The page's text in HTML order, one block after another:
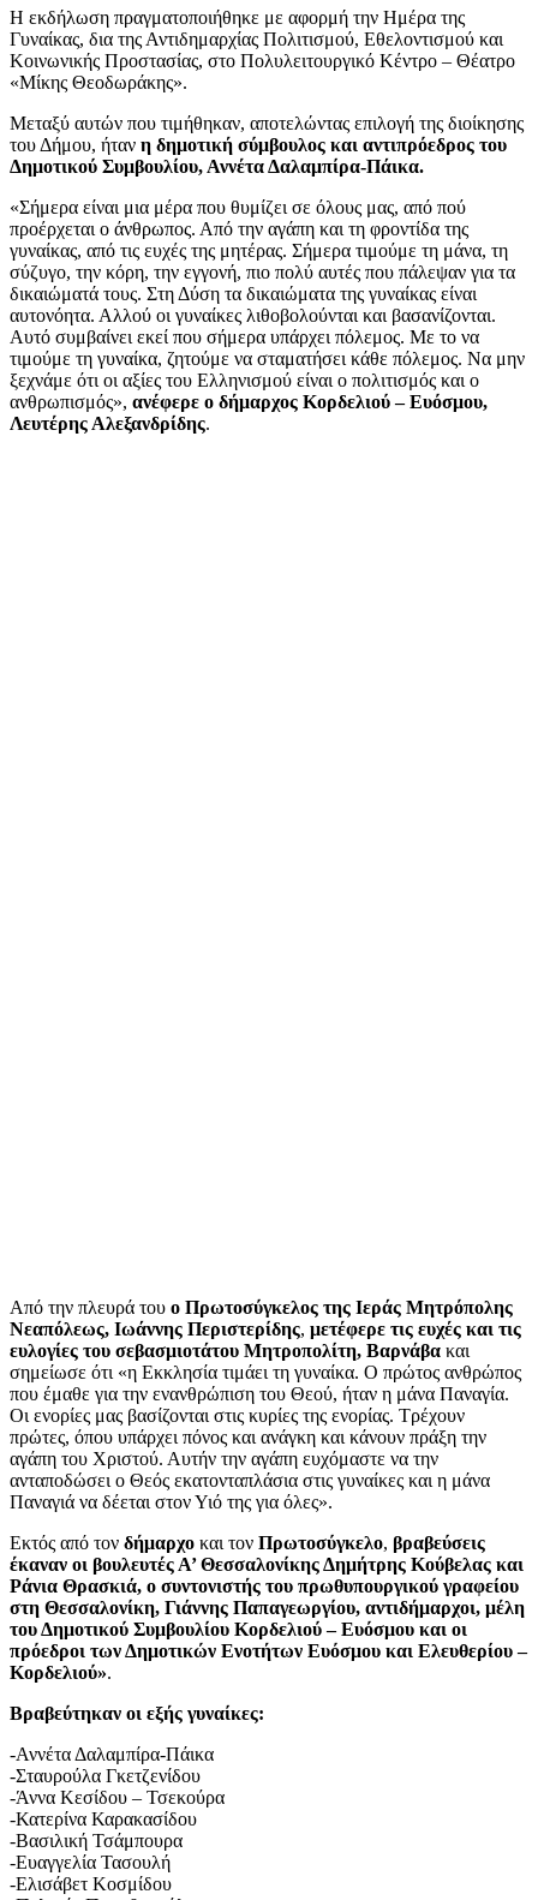
Η εκδήλωση πραγματοποιήθηκε με αφορμή την Ημέρα της
Γυναίκας, δια της Αντιδημαρχίας Πολιτισμού, Εθελοντισμού και
Κοινωνικής Προστασίας, στο Πολυλειτουργικό Κέντρο – Θέατρο
«Μίκης Θεοδωράκης».
Μεταξύ αυτών που τιμήθηκαν, αποτελώντας επιλογή της διοίκησης
του Δήμου, ήταν η δημοτική σύμβουλος και αντιπρόεδρος του
Δημοτικού Συμβουλίου, Αννέτα Δαλαμπίρα-Πάικα.
«Σήμερα είναι μια μέρα που θυμίζει σε όλους μας, από πού
προέρχεται ο άνθρωπος. Από την αγάπη και τη φροντίδα της
γυναίκας, από τις ευχές της μητέρας. Σήμερα τιμούμε τη μάνα, τη
σύζυγο, την κόρη, την εγγονή, πιο πολύ αυτές που πάλεψαν για τα
δικαιώματά τους. Στη Δύση τα δικαιώματα της γυναίκας είναι
αυτονόητα. Αλλού οι γυναίκες λιθοβολούνται και βασανίζονται.
Αυτό συμβαίνει εκεί που σήμερα υπάρχει πόλεμος. Με το να
τιμούμε τη γυναίκα, ζητούμε να σταματήσει κάθε πόλεμος. Να μην
ξεχνάμε ότι οι αξίες του Ελληνισμού είναι ο πολιτισμός και ο
ανθρωπισμός», ανέφερε ο δήμαρχος Κορδελιού – Ευόσμου,
Λευτέρης Αλεξανδρίδης.
Από την πλευρά του ο Πρωτοσύγκελος της Ιεράς Μητρόπολης
Νεαπόλεως, Ιωάννης Περιστερίδης, μετέφερε τις ευχές και τις
ευλογίες του σεβασμιοτάτου Μητροπολίτη, Βαρνάβα και
σημείωσε ότι «η Εκκλησία τιμάει τη γυναίκα. Ο πρώτος ανθρώπος
που έμαθε για την ενανθρώπιση του Θεού, ήταν η μάνα Παναγία.
Οι ενορίες μας βασίζονται στις κυρίες της ενορίας. Τρέχουν
πρώτες, όπου υπάρχει πόνος και ανάγκη και κάνουν πράξη την
αγάπη του Χριστού. Αυτήν την αγάπη ευχόμαστε να την
ανταποδώσει ο Θεός εκατονταπλάσια στις γυναίκες και η μάνα
Παναγιά να δέεται στον Υιό της για όλες».
Εκτός από τον δήμαρχο και τον Πρωτοσύγκελο, βραβεύσεις
έκαναν οι βουλευτές Α’ Θεσσαλονίκης Δημήτρης Κούβελας και
Ράνια Θρασκιά, ο συντονιστής του πρωθυπουργικού γραφείου
στη Θεσσαλονίκη, Γιάννης Παπαγεωργίου, αντιδήμαρχοι, μέλη
του Δημοτικού Συμβουλίου Κορδελιού – Ευόσμου και οι
πρόεδροι των Δημοτικών Ενοτήτων Ευόσμου και Ελευθερίου –
Κορδελιού».
Βραβεύτηκαν οι εξής γυναίκες:
-Αννέτα Δαλαμπίρα-Πάικα
-Σταυρούλα Γκετζενίδου
-Άννα Κεσίδου – Τσεκούρα
-Κατερίνα Καρακασίδου
-Βασιλική Τσάμπουρα
-Ευαγγελία Τασουλή
-Ελισάβετ Κοσμίδου